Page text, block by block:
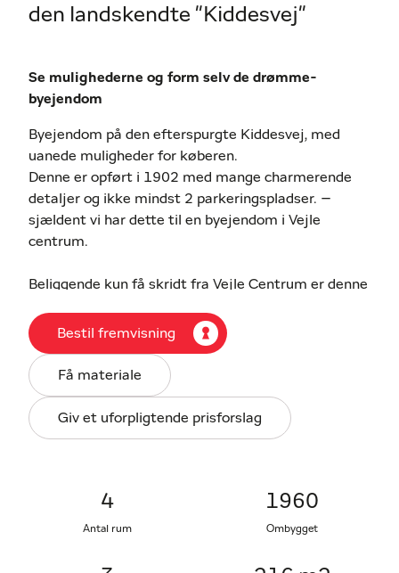
den landskendte "Kiddesvej"
Se mulighederne og form selv de drømme-
byejendom
Byejendom på den efterspurgte Kiddesvej, med
uanede muligheder for køberen.
Denne er opført i 1902 med mange charmerende
detaljer og ikke mindst 2 parkeringspladser. –
sjældent vi har dette til en byejendom i Vejle
centrum.
Beliggende kun få skridt fra Vejle Centrum er denne
til byens pulserende liv uden at gå på kompromis
med freden og roen hjemme. Indkøbsmulighederne
ligger lige rundt om hjørnet sammen med skoler og
andre nødvendigheder for dagligdagen.
Bemærk ejendommen har en stor underetage der
tidligere har været erhverv med særdeles gode
Boligindretning med entré, der fører dig videre til
Bestil fremvisning
Få materiale
Giv et uforpligtende prisforslag
4
Antal rum
1960
Ombygget